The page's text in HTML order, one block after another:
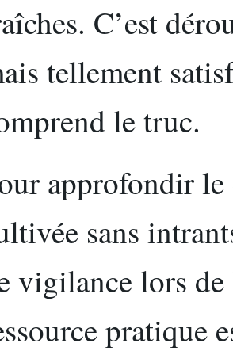
C’est
tellement
le truc.
approfondir
sans
vigilance lors
pratique